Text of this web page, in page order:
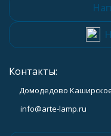
Контакты:
Домодедово
info@arte-lamp.ru